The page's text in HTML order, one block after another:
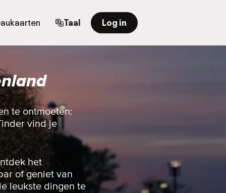
Taal Log in
te ontmoeten:
vind je
het
of geniet van
leukste dingen te